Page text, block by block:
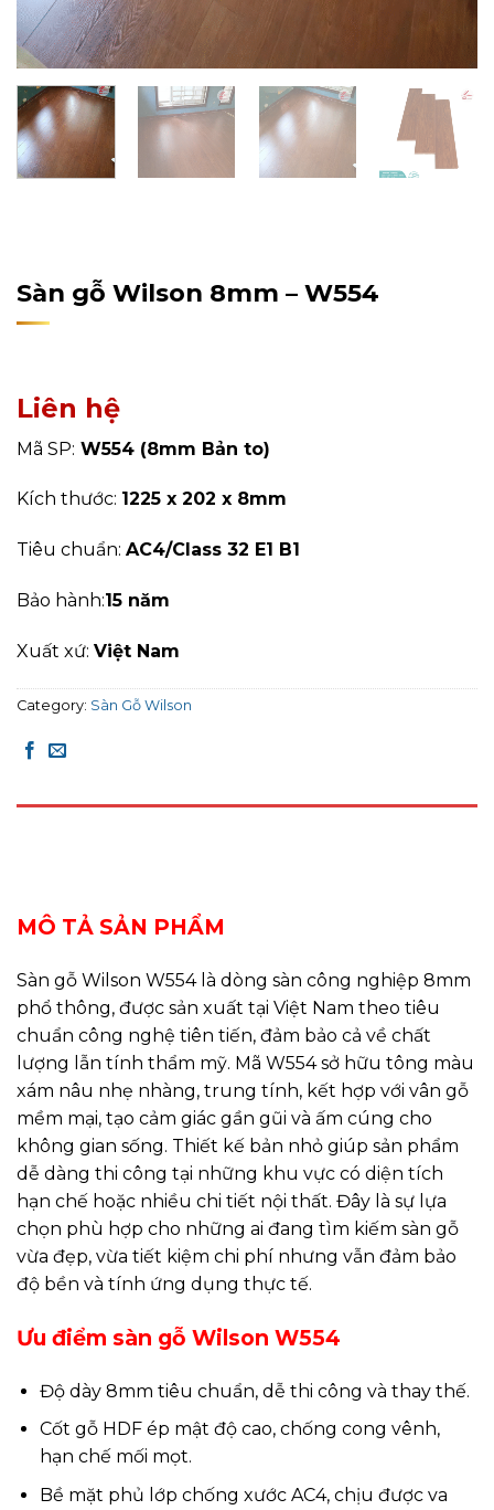
Sàn gỗ Wilson 8mm – W554
Liên hệ
Mã SP: W554 (8mm Bản to)
Kích thước: 1225 x 202 x 8mm
Tiêu chuẩn: AC4/Class 32 E1 B1
Bảo hành:15 năm
Xuất xứ: Việt Nam
Category: Sàn Gỗ Wilson
MÔ TẢ SẢN PHẨM
Sàn gỗ Wilson W554 là dòng sàn công nghiệp 8mm
phổ thông, được sản xuất tại Việt Nam theo tiêu
chuẩn công nghệ tiên tiến, đảm bảo cả về chất
lượng lẫn tính thẩm mỹ. Mã W554 sở hữu tông màu
xám nâu nhẹ nhàng, trung tính, kết hợp với vân gỗ
mềm mại, tạo cảm giác gần gũi và ấm cúng cho
không gian sống. Thiết kế bản nhỏ giúp sản phẩm
dễ dàng thi công tại những khu vực có diện tích
hạn chế hoặc nhiều chi tiết nội thất. Đây là sự lựa
chọn phù hợp cho những ai đang tìm kiếm sàn gỗ
vừa đẹp, vừa tiết kiệm chi phí nhưng vẫn đảm bảo
độ bền và tính ứng dụng thực tế.
Ưu điểm sàn gỗ Wilson W554
Độ dày 8mm tiêu chuẩn, dễ thi công và thay thế.
Cốt gỗ HDF ép mật độ cao, chống cong vênh,
hạn chế mối mọt.
Bề mặt phủ lớp chống xước AC4, chịu được va